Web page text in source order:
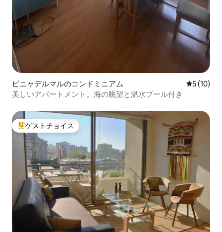
ビニャデルマルのコンドミニアム レビュー
5 (10)
美しいアパートメント。海の眺望と温水プール付き
大好評のゲストチョイスです。
ゲストチョイス